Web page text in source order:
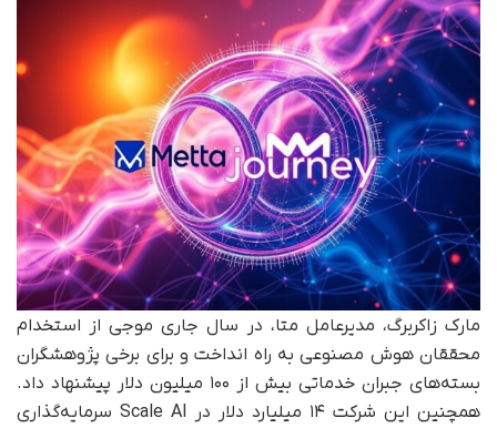
مارک زاکربرگ، مدیرعامل متا، در سال جاری موجی از استخدام
محققان هوش مصنوعی به راه انداخت و برای برخی پژوهشگران
بسته‌های جبران خدماتی بیش از ۱۰۰ میلیون دلار پیشنهاد داد.
همچنین این شرکت ۱۴ میلیارد دلار در Scale AI سرمایه‌گذاری